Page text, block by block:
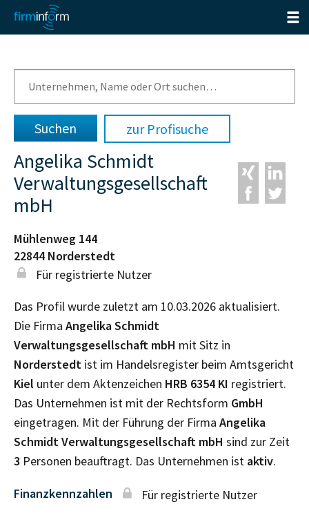
zur Profisuche
Angelika Schmidt
Verwaltungsgesellschaft
mbH
Mühlenweg 144
22844 Norderstedt
Für registrierte Nutzer
Das Profil wurde zuletzt am 10.03.2026 aktualisiert.
Die Firma Angelika Schmidt
Verwaltungsgesellschaft mbH mit Sitz in
Norderstedt ist im Handelsregister beim Amtsgericht
Kiel unter dem Aktenzeichen HRB 6354 KI registriert.
Das Unternehmen ist mit der Rechtsform GmbH
eingetragen. Mit der Führung der Firma Angelika
Schmidt Verwaltungsgesellschaft mbH sind zur Zeit
3 Personen beauftragt. Das Unternehmen ist aktiv.
Finanzkennzahlen Für registrierte Nutzer